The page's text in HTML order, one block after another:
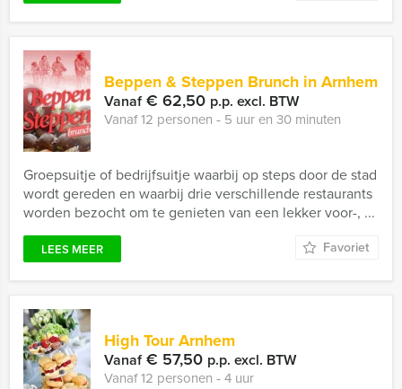
Beppen & Steppen Brunch in Arnhem
Vanaf€ 62,50 p.p. excl. BTW
Vanaf 12 personen ‐ 5 uur en 30 minuten
Groepsuitje of bedrijfsuitje waarbij op steps door de stad
wordt gereden en waarbij drie verschillende restaurants
worden bezocht om te genieten van een lekker voor-, ...
LEES MEER Favoriet
High Tour Arnhem
Vanaf€ 57,50 p.p. excl. BTW
Vanaf 12 personen ‐ 4 uur